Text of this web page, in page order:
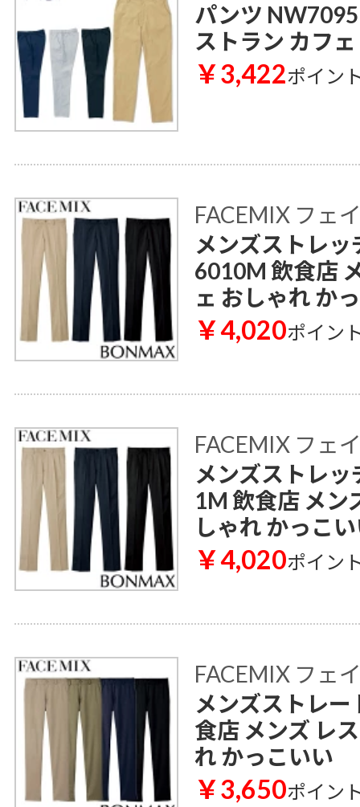
パンツ
ストラン カフ
￥3,422ポイン
FACEMIX フェ
メンズストレッ
6010M 飲食店
ェ おしゃれ か
￥4,020ポイン
FACEMIX フェ
メンズストレッ
1M 飲食店 メン
しゃれ かっこ
￥4,020ポイン
FACEMIX フェ
メンズストレ
食店 メンズ レ
れ かっこいい
￥3,650ポイン